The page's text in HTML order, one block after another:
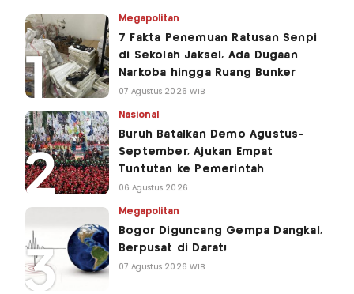
Megapolitan
7 Fakta Penemuan Ratusan Senpi
di Sekolah Jaksel, Ada Dugaan
Narkoba hingga Ruang Bunker
07 Agustus 2026 WIB
Nasional
Buruh Batalkan Demo Agustus-
September, Ajukan Empat
Tuntutan ke Pemerintah
06 Agustus 2026
Megapolitan
Bogor Diguncang Gempa Dangkal,
Berpusat di Darat!
07 Agustus 2026 WIB